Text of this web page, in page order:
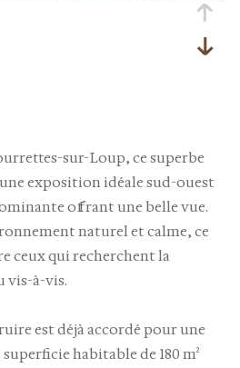
sur-Loup, ce superbe
exposition idéale sud-ouest
offrant une belle vue.
naturel et calme, ce
ceux qui recherchent la
à-vis.
est déjà accordé pour une
habitable de 180 m²